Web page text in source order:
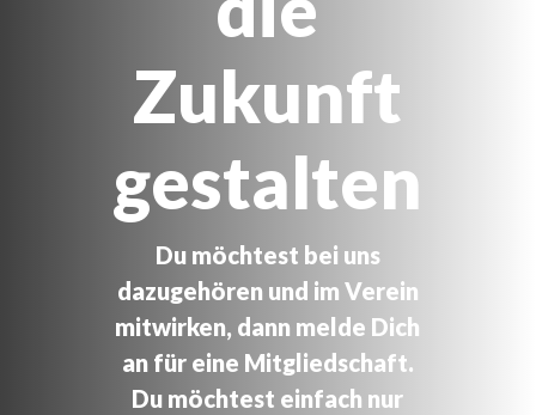
Zukunft
gestalten
Du möchtest bei uns
dazugehören und im Verein
mitwirken, dann melde Dich
an für eine Mitgliedschaft.
Du möchtest einfach nur